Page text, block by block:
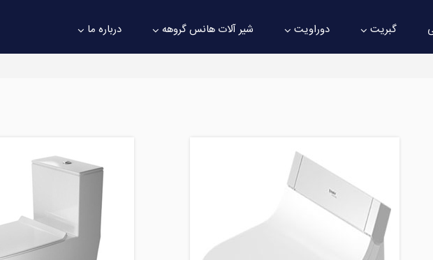
گبریت دوراویت شیر آلات هانس گروهه درباره ما